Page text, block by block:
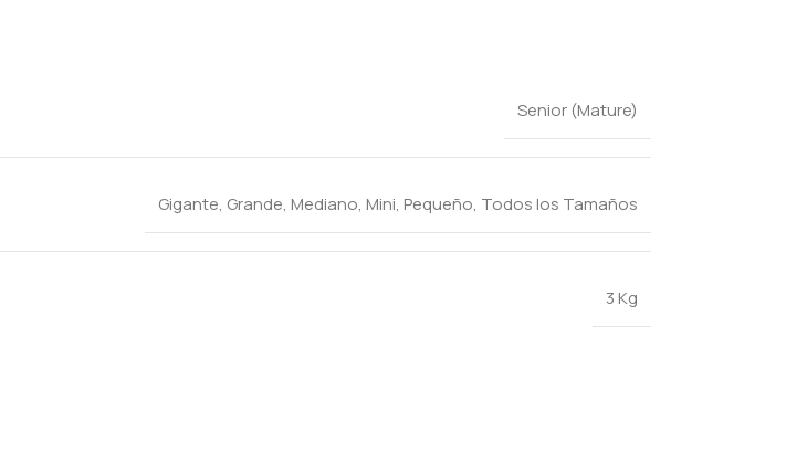
Senior (Mature)
Gigante, Grande, Mediano, Mini, Pequeño, Todos los Tamaños
3 Kg